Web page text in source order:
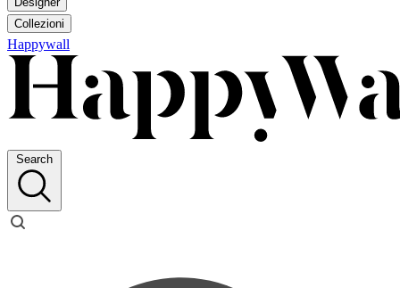
Collezioni
Happywall
Search